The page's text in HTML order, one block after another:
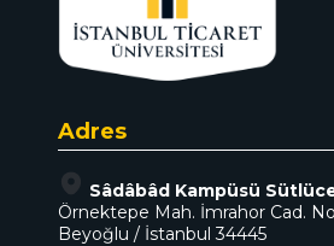
Adres
Sâdâbâd Kampüsü
Örnektepe Mah. İmrahor Cad.
Beyoğlu / İstanbul 34445